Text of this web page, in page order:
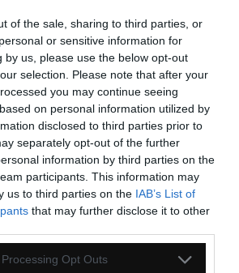
of the sale, sharing to third parties, or
or sensitive information for
by us, please use the below opt-out
selection. Please note that after your
you may continue seeing
on personal information utilized by
disclosed to third parties prior to
separately opt-out of the further
information by third parties on the
participants. This information may
us to third parties on the IAB’s List of
that may further disclose it to other
Opt Outs
28
Kopiuj link
Dodaj do przyjaciół
biedacka rzecz